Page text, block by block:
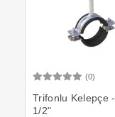
(0)
Trifonlu Kelepçe -
1/2"